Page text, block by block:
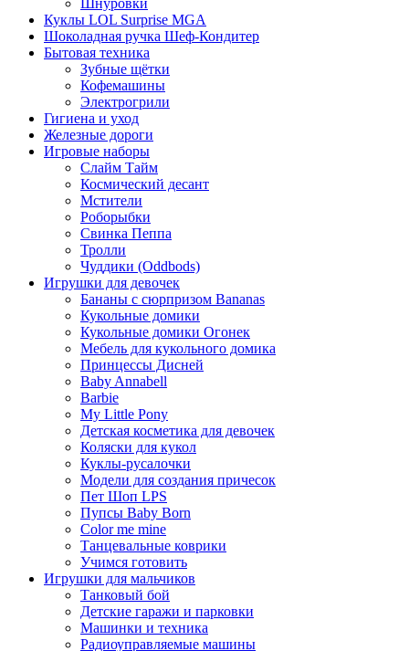
Шнуровки
Куклы LOL Surprise MGA
Шоколадная ручка Шеф-Кондитер
Бытовая техника
Зубные щётки
Кофемашины
Электрогрили
Гигиена и уход
Железные дороги
Игровые наборы
Слайм Тайм
Космический десант
Мстители
Роборыбки
Свинка Пеппа
Тролли
Чуддики (Oddbods)
Игрушки для девочек
Бананы с сюрпризом Bananas
Кукольные домики
Кукольные домики Огонек
Мебель для кукольного домика
Принцессы Дисней
Baby Annabell
Barbie
My Little Pony
Детская косметика для девочек
Коляски для кукол
Куклы-русалочки
Модели для создания причесок
Пет Шоп LPS
Пупсы Baby Born
Сolor me mine
Танцевальные коврики
Учимся готовить
Игрушки для мальчиков
Танковый бой
Детские гаражи и парковки
Машинки и техника
Радиоуправляемые машины